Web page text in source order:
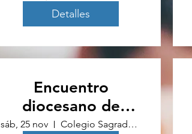
Detalles
Encuentro
diocesano de
jóvenes
sáb, 25 nov Colegio Sagrada Familia de Alicante